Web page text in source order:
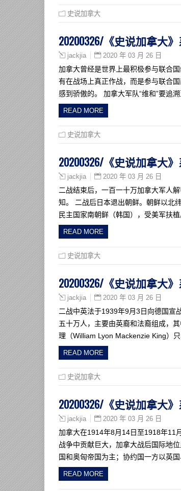
史说加拿大
20200326/《史说加拿大
jackjia 2020 年 03 月 26 日
加拿大曾经是世界上最积极参与联合
有在战场上真正作战，而是参与联合
感到骄傲的。 加拿大军队“维和”要追
READ MORE
史说加拿大
20200326/《史说加拿大
jackjia 2020 年 03 月 26 日
二战结束后，一百一十万加拿大军人
知。 二战后日本退出朝鲜。朝鲜以北
民主国家南朝鲜（韩国），受美军扶
READ MORE
史说加拿大
20200326/《史说加拿大
jackjia 2020 年 03 月 26 日
二战中英法于1939年9月3日向德国宣
五十万人，主要由英裔和法裔组成，
理（William Lyon Mackenzie King）
READ MORE
史说加拿大
20200326/《史说加拿大
jackjia 2020 年 03 月 26 日
加拿大在1914年8月14日至1918年11
战争中贡献巨大，加拿大战后国际地
国和奥匈帝国为主；协约国一方以英
READ MORE